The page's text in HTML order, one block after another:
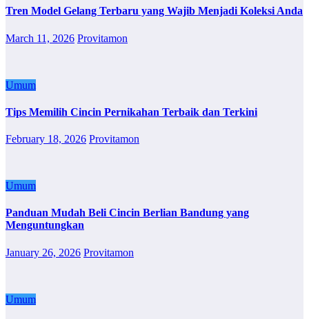
Tren Model Gelang Terbaru yang Wajib Menjadi Koleksi Anda
March 11, 2026 Provitamon
Umum
Tips Memilih Cincin Pernikahan Terbaik dan Terkini
February 18, 2026 Provitamon
Umum
Panduan Mudah Beli Cincin Berlian Bandung yang
Menguntungkan
January 26, 2026 Provitamon
Umum